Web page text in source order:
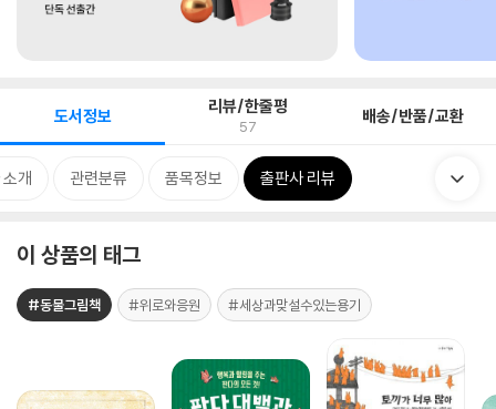
도서정보 리뷰/한줄평
57 배송/반품/교환
개 관련분류 품목정보 출판사 리뷰
이 상품의 태그
#동물그림책 #위로와응원 #세상과맞설수있는용기